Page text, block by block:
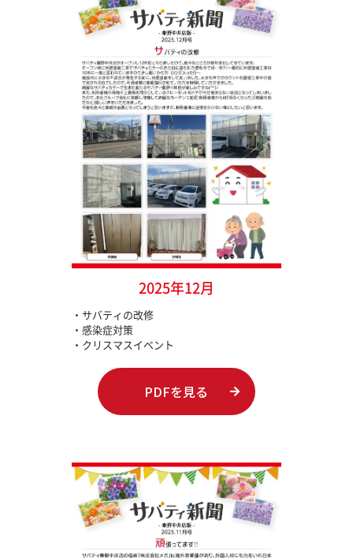
2025年12月
・サバティの改修
・感染症対策
・クリスマスイベント
PDFを見る